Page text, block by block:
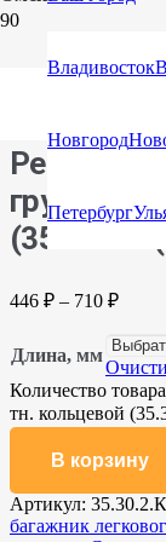
Владивосток
Новгород
Петербург
Главная/Каталог
Ремень
груза 3,0
446 ₽ – 710 ₽
Длина, мм
Количество
тн. кольцевой
В корзину
Артикул:
багажник